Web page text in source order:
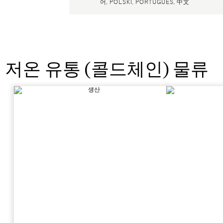
어, POLSKI, PORTUGUÊS, 中文
저온 유통 (콜드체인) 물류